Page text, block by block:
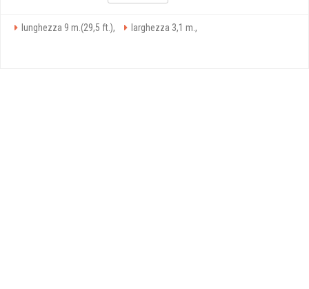
lunghezza 9 m.(29,5 ft.), larghezza 3,1 m.,